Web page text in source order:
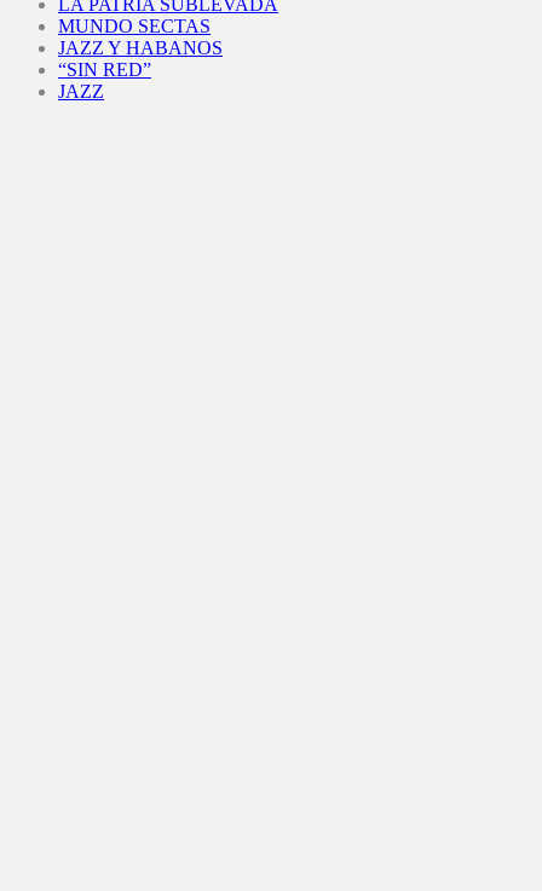
LA PATRIA SUBLEVADA
MUNDO SECTAS
JAZZ Y HABANOS
“SIN RED”
JAZZ